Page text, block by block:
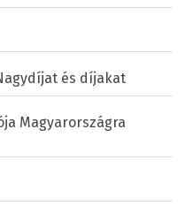
és díjakat
Magyarországra